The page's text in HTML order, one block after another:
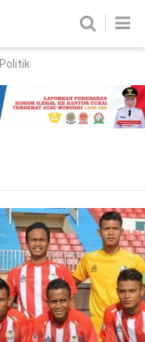
Politik